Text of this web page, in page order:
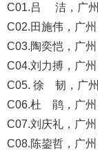
C01.吕 洁，广州
C02.田施伟，广州
C03.陶奕恺，广州
C04.刘力搏，广州
C05. 徐 韧，广州
C06.杜 鹃，广州
C07.刘庆礼，广州
C08.陈鋆哲，广州